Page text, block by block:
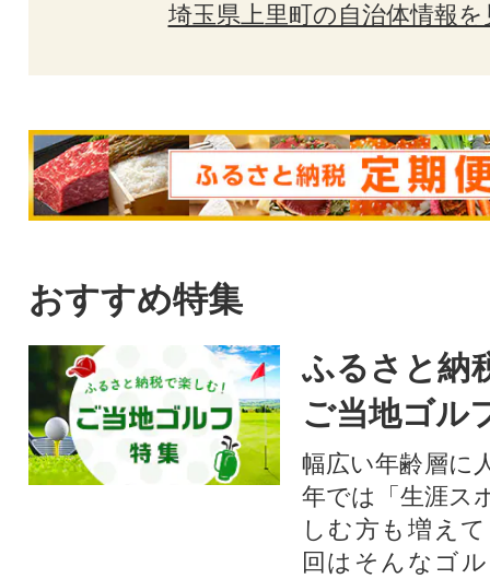
埼玉県上里町の自治体情報を
おすすめ特集
ふるさと納
ご当地ゴル
幅広い年齢層に
年では「生涯ス
しむ方も増え
回はそんなゴ